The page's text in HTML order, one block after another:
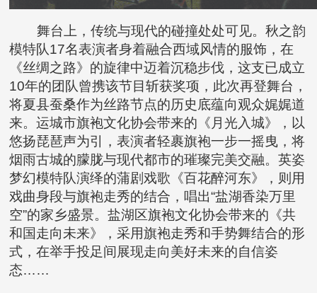
舞台上，传统与现代的碰撞处处可见。秋之韵
模特队17名表演者身着融合西域风情的服饰，在
《丝绸之路》的旋律中迈着沉稳步伐，这支已成立
10年的团队曾携该节目斩获奖项，此次再登舞台，
将夏县蚕桑作为丝路节点的历史底蕴向观众娓娓道
来。运城市旗袍文化协会带来的《月光入城》，以
悠扬琵琶声为引，表演者轻裹旗袍一步一摇曳，将
烟雨古城的朦胧与现代都市的璀璨完美交融。英姿
梦幻模特队演绎的蒲剧戏歌《百花醉河东》，则用
戏曲身段与旗袍走秀的结合，唱出“盐湖香染万里
空”的家乡盛景。盐湖区旗袍文化协会带来的《共
和国走向未来》，采用旗袍走秀和手势舞结合的形
式，在举手投足间展现走向美好未来的自信姿
态……